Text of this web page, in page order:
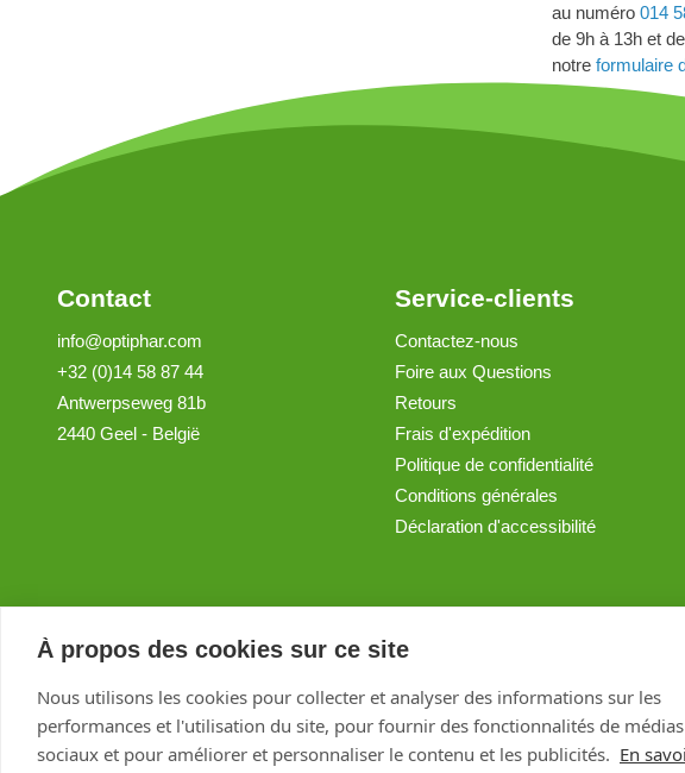
À propos des cookies sur ce site
Nous utilisons les cookies pour collecter et analyser des informations sur les
performances et l'utilisation du site, pour fournir des fonctionnalités de médias
sociaux et pour améliorer et personnaliser le contenu et les publicités. En
au numéro 014
de 9h à 13h et
notre formulaire
Contact
info@optiphar.com
+32 (0)14 58 87 44
Antwerpseweg 81b
2440 Geel - België
Service-clients
Contactez-nous
Foire aux Questions
Retours
Frais d'expédition
Politique de confidentialité
Conditions générales
Déclaration d'accessibilité